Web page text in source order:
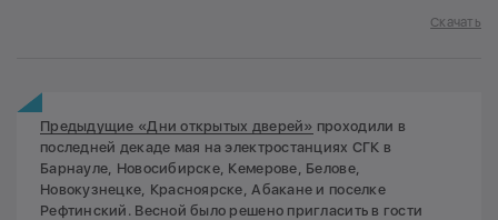
Скачать
Предыдущие «Дни открытых дверей» проходили в
последней декаде мая на электростанциях СГК в
Барнауле, Новосибирске, Кемерове, Белове,
Новокузнецке, Красноярске, Абакане и поселке
Рефтинский. Весной было решено пригласить в гости